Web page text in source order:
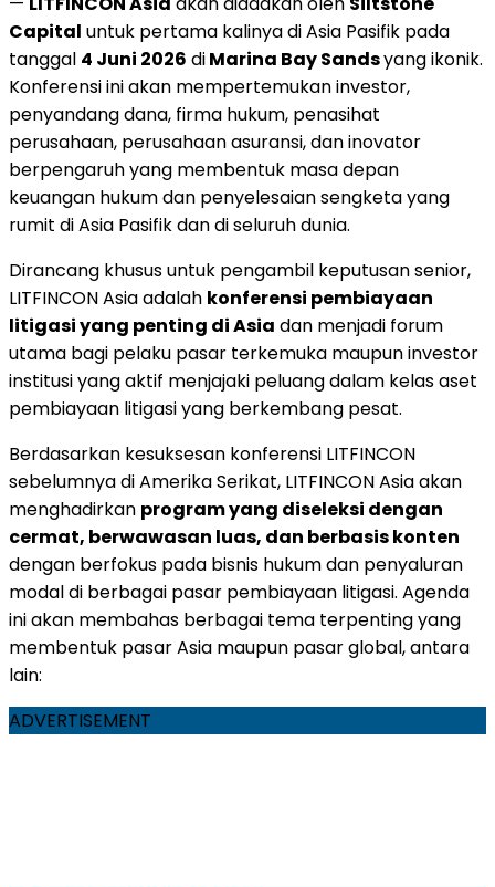
Capital untuk pertama kalinya di Asia Pasifik pada
tanggal 4 Juni 2026 diMarina Bay Sandsyang ikonik.
Konferensi ini akan mempertemukan investor,
penyandang dana, firma hukum, penasihat
perusahaan, perusahaan asuransi, dan inovator
berpengaruh yang membentuk masa depan
keuangan hukum dan penyelesaian sengketa yang
rumit di Asia Pasifik dan di seluruh dunia.
Dirancang khusus untuk pengambil keputusan senior,
LITFINCON Asia adalah konferensi pembiayaan
litigasi yang penting di Asia dan menjadi forum
utama bagi pelaku pasar terkemuka maupun investor
institusi yang aktif menjajaki peluang dalam kelas aset
pembiayaan litigasi yang berkembang pesat.
Berdasarkan kesuksesan konferensi LITFINCON
sebelumnya di Amerika Serikat, LITFINCON Asia akan
menghadirkan program yang diseleksi dengan
cermat, berwawasan luas, dan berbasis konten
dengan berfokus pada bisnis hukum dan penyaluran
modal di berbagai pasar pembiayaan litigasi. Agenda
ini akan membahas berbagai tema terpenting yang
membentuk pasar Asia maupun pasar global, antara
lain:
ADVERTISEMENT